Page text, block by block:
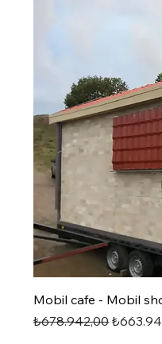
Mobil cafe - Mobil
Normal Fiyat
₺678.942,00İndirimli